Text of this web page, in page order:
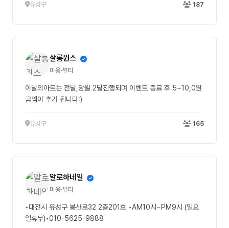
유성구 187
살롱원스
미용·뷰티
이달의아트는 전달,당월 2달진행되며 이벤트 종료 후 5~10,0원
금액이 추가 됩니다:)
유성구 165
알로하네일
미용·뷰티
•대전시 유성구 봉산로32 2층201호 •AM10시~PM9시 (일요
일휴무)•010-5625-9888